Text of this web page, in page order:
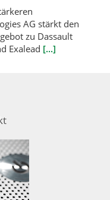
AG stärkt den
zu Dassault
Exalead [...]